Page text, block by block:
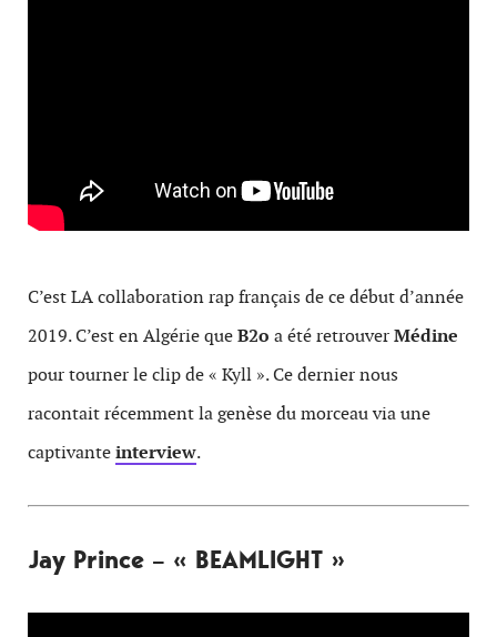
C’est LA collaboration rap français de ce début d’année
2019. C’est en Algérie queB2o a été retrouverMédine
pour tourner le clip de « Kyll ». Ce dernier nous
racontait récemment la genèse du morceau via une
captivanteinterview.
Jay Prince – « BEAMLIGHT »